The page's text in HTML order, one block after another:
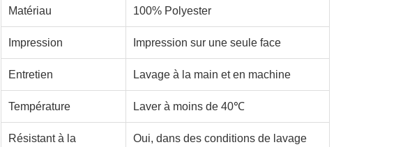
Matériau 100% Polyester
Impression Impression sur une seule face
Entretien Lavage à la main et en machine
Température Laver à moins de 40℃
Résistant à la
Oui, dans des conditions de lavage